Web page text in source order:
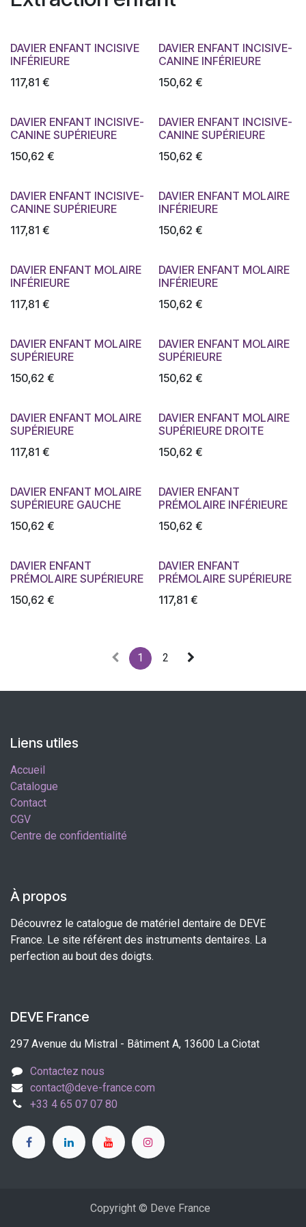
DAVIER ENFANT INCISIVE
INFÉRIEURE
117,81 €
DAVIER ENFANT INCISIVE-
CANINE INFÉRIEURE
150,62 €
DAVIER ENFANT INCISIVE-
CANINE SUPÉRIEURE
150,62 €
DAVIER ENFANT INCISIVE-
CANINE SUPÉRIEURE
150,62 €
DAVIER ENFANT INCISIVE-
CANINE SUPÉRIEURE
117,81 €
DAVIER ENFANT MOLAIRE
INFÉRIEURE
150,62 €
DAVIER ENFANT MOLAIRE
INFÉRIEURE
117,81 €
DAVIER ENFANT MOLAIRE
INFÉRIEURE
150,62 €
DAVIER ENFANT MOLAIRE
SUPÉRIEURE
150,62 €
DAVIER ENFANT MOLAIRE
SUPÉRIEURE
150,62 €
DAVIER ENFANT MOLAIRE
SUPÉRIEURE
117,81 €
DAVIER ENFANT MOLAIRE
SUPÉRIEURE DROITE
150,62 €
DAVIER ENFANT MOLAIRE
SUPÉRIEURE GAUCHE
150,62 €
DAVIER ENFANT
PRÉMOLAIRE INFÉRIEURE
150,62 €
DAVIER ENFANT
PRÉMOLAIRE SUPÉRIEURE
150,62 €
DAVIER ENFANT
PRÉMOLAIRE SUPÉRIEURE
117,81 €
1 2
Liens utiles
Accueil
Catalogue
Contact
CGV
Centre de confidentialité
À propos
Découvrez le catalogue de matériel dentaire de DEVE
France. Le site référent des instruments dentaires. La
perfection au bout des doigts.
DEVE France
297 Avenue du Mistral - Bâtiment A, 13600 La Ciotat
Contactez nous
contact@deve-france.com
+33 4 65 07 07 80
Copyright © Deve France